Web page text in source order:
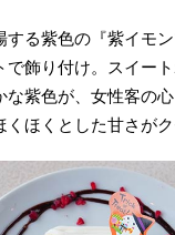
する紫色の『紫イモ
で飾り付け。スイー
な紫色が、女性客の
ほくとした甘さがク